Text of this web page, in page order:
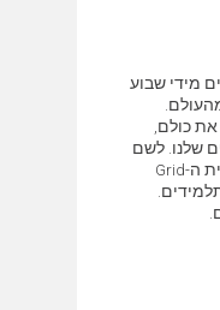
מידי שבוע
כולם,
שלנו. לשם
כך, אנו מכינים לוח באפליקציית ה-Grid